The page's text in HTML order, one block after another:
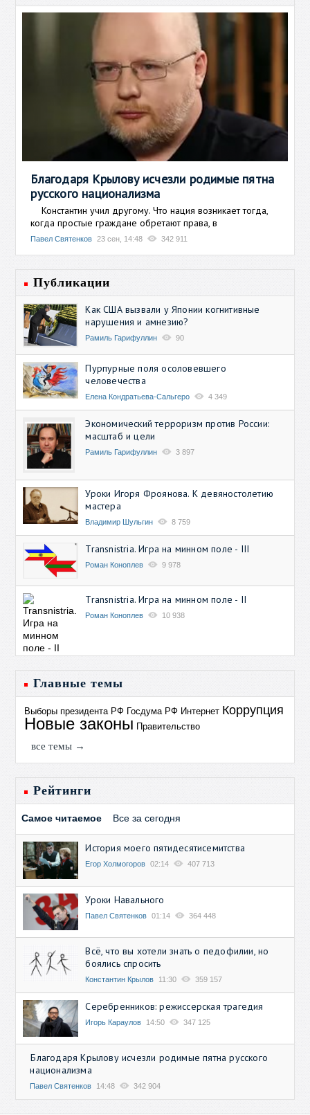
Благодаря Крылову исчезли родимые пятна
русского национализма
Константин учил другому. Что нация возникает тогда,
когда простые граждане обретают права, в
Павел Святенков 23 сен, 14:48 342 911
Публикации
Как США вызвали у Японии когнитивные
нарушения и амнезию?
Рамиль Гарифуллин 90
Пурпурные поля осоловевшего
человечества
Елена Кондратьева-Сальгеро 4 349
Экономический терроризм против России:
масштаб и цели
Рамиль Гарифуллин 3 897
Уроки Игоря Фроянова. К девяностолетию
мастера
Владимир Шульгин 8 759
Transnistria. Игра на минном поле - III
Роман Коноплев 9 978
Transnistria. Игра на минном поле - II
Роман Коноплев 10 938
Главные темы
Выборы президента РФ Госдума РФ Интернет Коррупция
Новые законы Правительство
все темы →
Рейтинги
Самое читаемое Все за сегодня
История моего пятидесятисемитства
Егор Холмогоров 02:14 407 713
Уроки Навального
Павел Святенков 01:14 364 448
Всё, что вы хотели знать о педофилии, но
боялись спросить
Константин Крылов 11:30 359 157
Серебренников: режиссерская трагедия
Игорь Караулов 14:50 347 125
Благодаря Крылову исчезли родимые пятна русского
национализма
Павел Святенков 14:48 342 904